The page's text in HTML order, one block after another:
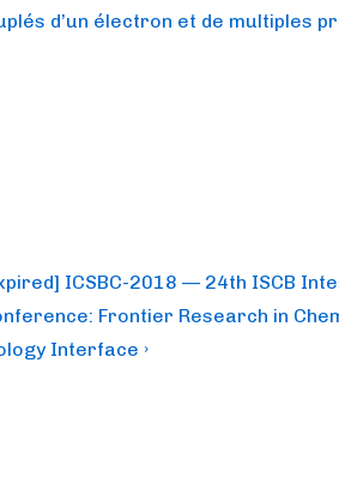
d’un électron et de multiples
ICSBC-2018 — 24th ISCB
Frontier Research in
Interface ›